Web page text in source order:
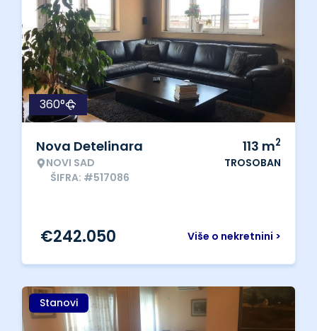
360°
Nova Detelinara
NOVI SAD
ŠIFRA: #517086
113 m2
TROSOBAN
Više o nekretnini >
€242.050
Stanovi